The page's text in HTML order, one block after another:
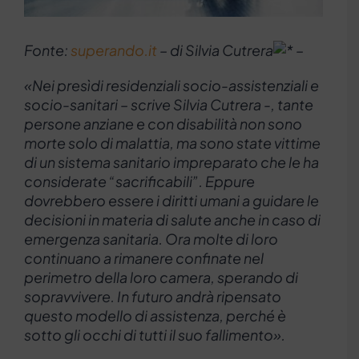
Fonte: superando.it – di Silvia Cutrera
–
«Nei presìdi residenziali socio-assistenziali e
socio-sanitari – scrive Silvia Cutrera -, tante
persone anziane e con disabilità non sono
morte solo di malattia, ma sono state vittime
di un sistema sanitario impreparato che le ha
considerate “sacrificabili”. Eppure
dovrebbero essere i diritti umani a guidare le
decisioni in materia di salute anche in caso di
emergenza sanitaria. Ora molte di loro
continuano a rimanere confinate nel
perimetro della loro camera, sperando di
sopravvivere. In futuro andrà ripensato
questo modello di assistenza, perché è
sotto gli occhi di tutti il suo fallimento».